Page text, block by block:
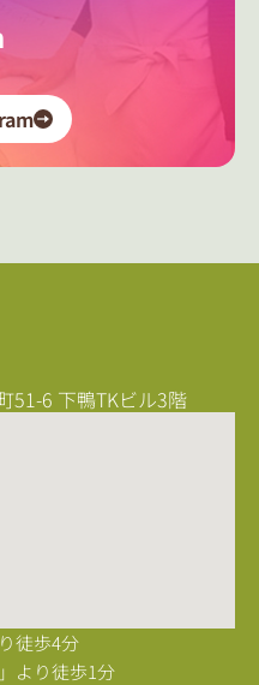
51-6 下鴨TKビル3階
徒歩4分
より徒歩1分